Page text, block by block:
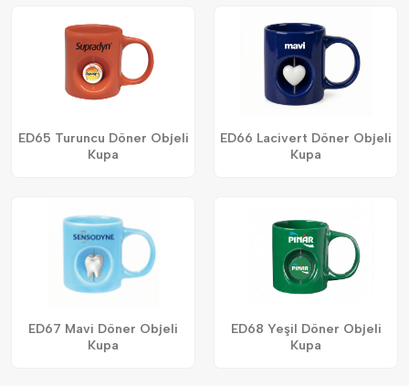
ED65 Turuncu Döner Objeli
Kupa
ED66 Lacivert Döner Objeli
Kupa
ED67 Mavi Döner Objeli
Kupa
ED68 Yeşil Döner Objeli
Kupa